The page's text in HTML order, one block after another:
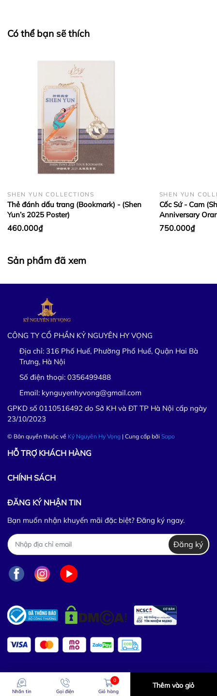
BẢO QUẢN LỤA VÀ CASHMERE:
Có thể bạn sẽ thích
SHEN YUN COLLECTIONS
Thẻ đánh dấu trang (Bookmark) - (Shen
Yun’s 2025 Poster)
460.000₫
SHEN YUN
Cốc Sứ - Cam
Anniversary
750.000₫
Sản phẩm đã xem
CÔNG TY CỔ PHẦN KỶ NGUYÊN HY VỌNG
Địa chỉ: 316 Phố Huế, Phường Phố Huế, Quận Hai Bà
Trưng, Hà Nội
Số điện thoại: 0356499488
Email: kynguyenhyvong@gmail.com
GPKD số 0110516492 do Sở KH và ĐT TP Hà Nội cấp ngày
23/10/2023
© Bản quyền thuộc về Kỷ Nguyên Hy Vọng | Cung cấp bởi Sapo
HỖ TRỢ KHÁCH HÀNG
CHÍNH SÁCH
ĐĂNG KÝ NHẬN TIN
Bạn muốn nhận khuyến mãi đặc biệt? Đăng ký ngay.
Đăng ký
Nhắn tin Gọi điện
0
Giỏ hàng
Thêm vào giỏ